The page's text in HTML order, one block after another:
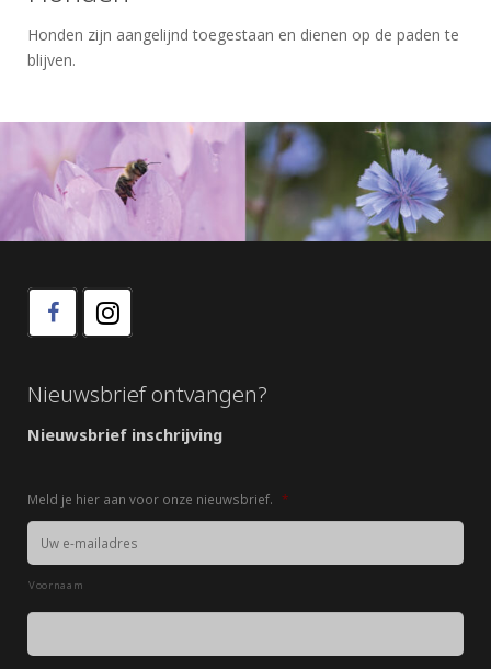
Honden zijn aangelijnd toegestaan en dienen op de paden te
blijven.
Nieuwsbrief ontvangen?
Nieuwsbrief inschrijving
Meld je hier aan voor onze nieuwsbrief. *
Voornaam